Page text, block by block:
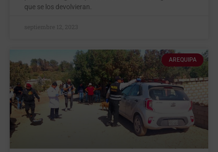
que se los devolvieran.
septiembre 12, 2023
AREQUIPA